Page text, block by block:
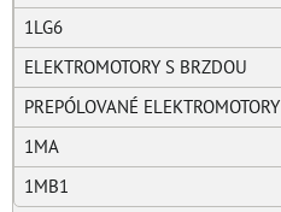
1LG6
ELEKTROMOTORY S BRZDOU
PREPÓLOVANÉ ELEKTROMOTORY
1MA
1MB1